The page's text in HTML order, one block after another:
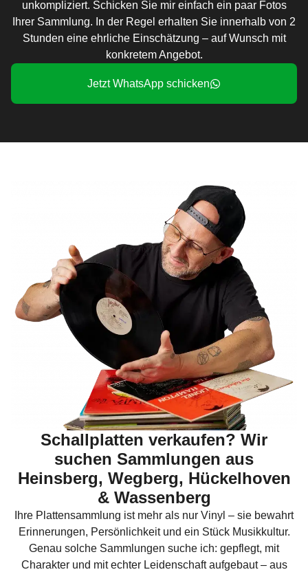
unkompliziert. Schicken Sie mir einfach ein paar Fotos
Ihrer Sammlung. In der Regel erhalten Sie innerhalb von 2
Stunden eine ehrliche Einschätzung – auf Wunsch mit
konkretem Angebot.
Jetzt WhatsApp schicken
Schallplatten verkaufen? Wir
suchen Sammlungen aus
Heinsberg, Wegberg, Hückelhoven
& Wassenberg
Ihre Plattensammlung ist mehr als nur Vinyl – sie bewahrt
Erinnerungen, Persönlichkeit und ein Stück Musikkultur.
Genau solche Sammlungen suche ich: gepflegt, mit
Charakter und mit echter Leidenschaft aufgebaut – aus